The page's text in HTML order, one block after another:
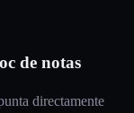
de notas
directamente